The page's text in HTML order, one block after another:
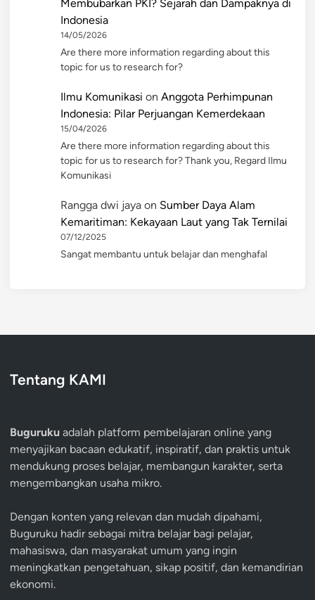
Membubarkan PKI? Sejarah dan Dampaknya di
Indonesia
14/05/2026
Are there more information regarding about this
topic for us to research for?
Ilmu Komunikasi on Anggota Perhimpunan
Indonesia: Pilar Perjuangan Kemerdekaan
15/04/2026
Are there more information regarding about this
topic for us to research for? Thank you, Regard Ilmu
Komunikasi
Rangga dwi jaya on Sumber Daya Alam
Kemaritiman: Kekayaan Laut yang Tak Ternilai
07/12/2025
Sangat membantu untuk belajar dan menghafal
Tentang KAMI
Buguruku adalah platform pembelajaran online yang
menyajikan bacaan edukatif, inspiratif, dan praktis untuk
mendukung proses belajar, membangun karakter, serta
mengembangkan usaha mikro.
Dengan konten yang relevan dan mudah dipahami,
Buguruku hadir sebagai mitra belajar bagi pelajar,
mahasiswa, dan masyarakat umum yang ingin
meningkatkan pengetahuan, sikap positif, dan kemandirian
ekonomi.